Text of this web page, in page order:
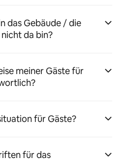
das Gebäude / die
da bin?
meiner Gäste für
für Gäste?
für das